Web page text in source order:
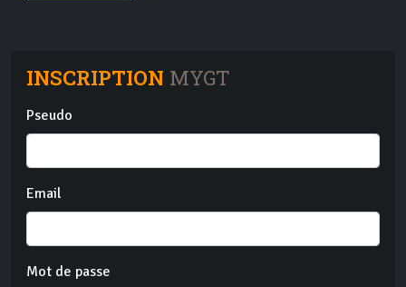
INSCRIPTION MYGT
Pseudo
Email
Mot de passe